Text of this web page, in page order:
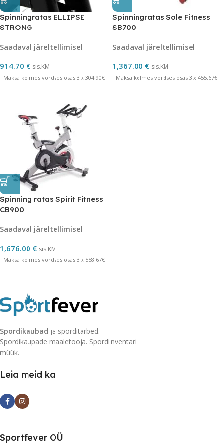
Spinningratas ELLIPSE
STRONG
Saadaval järeltellimisel
914.70 € sis.KM
Maksa kolmes võrdses osas 3 x 304.90€
Spinningratas Sole Fitness
SB700
Saadaval järeltellimisel
1,367.00 € sis.KM
Maksa kolmes võrdses osas 3 x 455.67€
Spinning ratas Spirit Fitness
CB900
Saadaval järeltellimisel
1,676.00 € sis.KM
Maksa kolmes võrdses osas 3 x 558.67€
Spordikaubad ja sporditarbed.
Spordikaupade maaletooja. Spordiinventari
müük.
Leia meid ka
Sportfever OÜ